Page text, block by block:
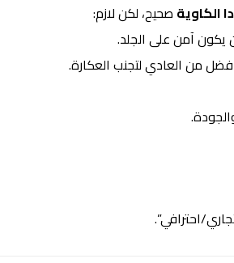
الكاوية صحيح، لكن لازم:
آمن على الجلد.
من العادي لتجنب العكارة.
احترافي”.